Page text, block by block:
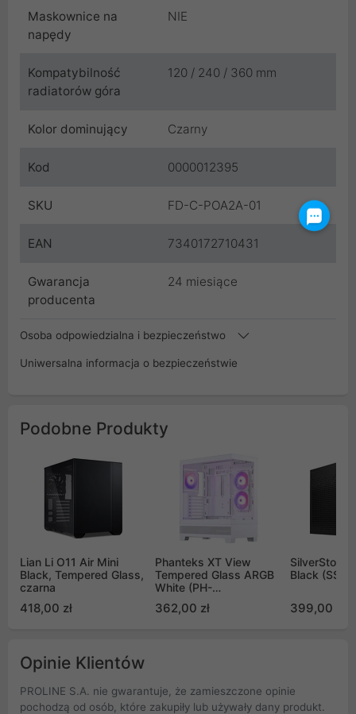
Maskownice na
napędy
NIE
Kompatybilność
radiatorów góra
120 / 240 / 360 mm
Kolor dominujący Czarny
Kod 0000012395
SKU FD-C-POA2A-01
EAN 7340172710431
Gwarancja
producenta
24 miesiące
Osoba odpowiedzialna i bezpieczeństwo
Uniwersalna informacja o bezpieczeństwie
Podobne Produkty
Lian Li O11 Air Mini
Black, Tempered Glass,
czarna
418,00 zł
Phanteks XT View
Tempered Glass ARGB
White (PH-
362,00 zł
SilverStone
Black (SST-
399,00 zł
Opinie Klientów
PROLINE S.A. nie gwarantuje, że zamieszczone opinie
pochodzą od osób, które zakupiły lub używały dany produkt.